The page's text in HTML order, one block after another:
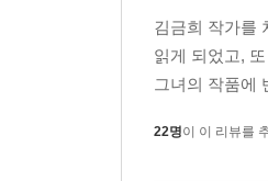
그러나 비극을 딛
제주 사람들의 강
매만지고 회복해
끌어안으며 함께
김금희 작가를
읽게 되었고,
그녀의 작품에
22명이 이 리뷰를